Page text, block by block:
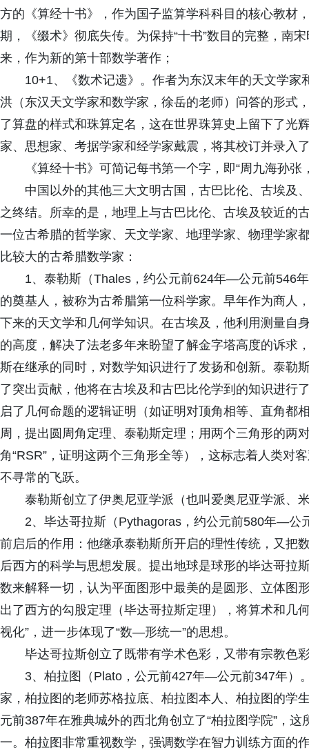
方的《算经十书》，作为国子监算学科科目的核心教材
期，《缀术》彻底失传。为保持“十书”数目的完整，南
来，作为新的第十部数学著作；
10+1、《数术记遗》。作者为东汉末年的天文学
洪（东汉天文学家和数学家，徐岳的老师）问答的形式
了算盘的样式和珠算定名，这在世界珠算史上留下了光
家、思想家、考据学家和经学家戴震，将其校订并录入
《算经十书》可简记每书第一个字，即“周九海孙张
中国以外的其他三大文明古国，古巴比伦、古埃及
之终结。所幸的是，地理上与古巴比伦、古埃及较近的
一位古希腊的哲学家、天文学家、地理学家、物理学家
比较大的古希腊数学家：
1、泰勒斯（Thales，约公元前624年—公元前546
的奠基人，被称为古希腊第一位科学家。早年作为商人
下来的天文学和几何学知识。在古埃及，他利用测量自
的高度，解决了法老多年来盼望了解金字塔高度的诉求
斯在继承的同时，对数学知识进行了发扬和创新。泰勒
了突出贡献，他将在古埃及和古巴比伦学到的知识进行
启了几何命题的逻辑证明（如证明对顶角相等、直角都
周，提出圆周角定理、泰勒斯定理；用两个三角形的两
角“RSR”，证明这两个三角形全等），这标志着人类对
不寻常的飞跃。
泰勒斯创立了伊奥尼亚学派（也叫爱奥尼亚学派、
2、毕达哥拉斯（Pythagoras，约公元前580年—公
前启后的作用：他继承泰勒斯所开启的理性传统，又把
后西方的科学与思想发展。提出地球是球形的毕达哥拉
数来解释一切，认为平面图形中最美的是圆形、立体图
出了西方的勾股定理（毕达哥拉斯定理），将算术和几
视化”，进一步体现了“数—形统一”的思想。
毕达哥拉斯创立了既带有学术色彩，又带有宗教色
3、柏拉图（Plato，公元前427年—公元前347年）
家，柏拉图的老师苏格拉底、柏拉图本人、柏拉图的学
元前387年在雅典城外的西北角创立了“柏拉图学院”，
一。柏拉图非常重视数学，强调数学在智力训练方面的